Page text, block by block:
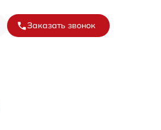
Заказать звонок